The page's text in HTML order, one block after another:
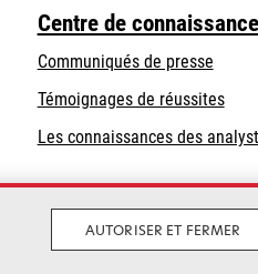
Centre de
Communiqués de presse
Témoignages de réussites
Les connaissances des
AUTORISER ET FERMER